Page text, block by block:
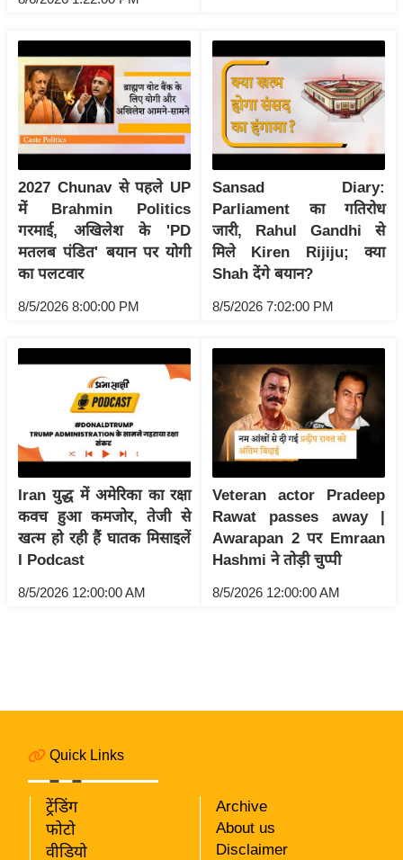
र
रा
शि
फ
ल
वि
शे
ष
वि
श्ले
ष
ण
u
c
k
L
k
न
भा
चु
ना
2027 Chunav से पहले UP
में Brahmin Politics
गरमाई, अखिलेश के 'PD
मतलब पंडित' बयान पर योगी
का पलटवार
8/5/2026 8:00:00 PM
Sansad Diary:
Parliament का गतिरोध
जारी, Rahul Gandhi से
मिले Kiren Rijiju; क्या
Shah देंगे बयान?
8/5/2026 7:02:00 PM
Iran युद्ध में अमेरिका का रक्षा
कवच हुआ कमजोर, तेजी से
खत्म हो रही हैं घातक मिसाइलें
I Podcast
8/5/2026 12:00:00 AM
Veteran actor Pradeep
Rawat passes away |
Awarapan 2 पर Emraan
Hashmi ने तोड़ी चुप्पी
8/5/2026 12:00:00 AM
Quick Links
ट्रेंडिंग
फोटो
वीडियो
Archive
About us
Disclaimer